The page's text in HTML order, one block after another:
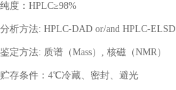
纯度： HPLC≥98%
分析方法: HPLC-DAD or/and HPLC-ELSD
鉴定方法: 质谱（Mass） , 核磁（NMR）
贮存条件： 4℃冷藏、密封、避光